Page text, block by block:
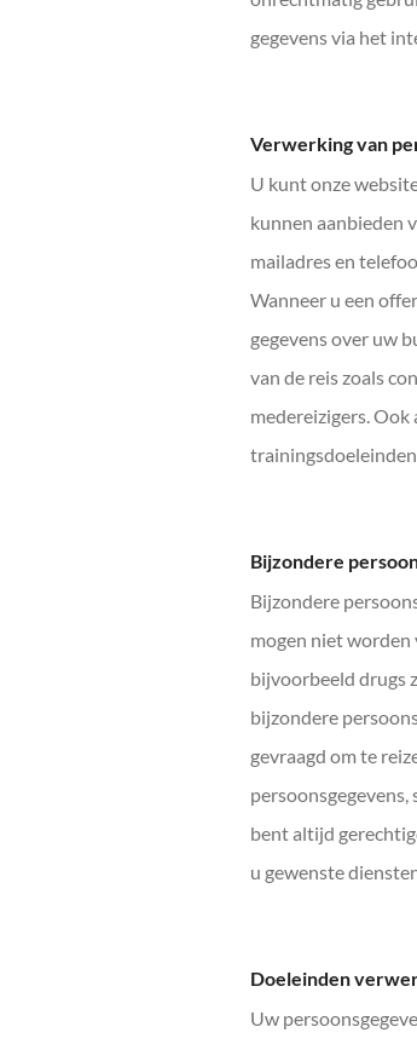
gegevens via het
Verwerking van
U kunt onze
kunnen aanbieden
mailadres en
Wanneer u een
gegevens over uw
van de reis zoals
medereizigers.
Bijzondere
Bijzondere
mogen niet worden
bijvoorbeeld drugs
bijzondere
gevraagd om te
bent altijd
u gewenste
Doeleinden
Uw